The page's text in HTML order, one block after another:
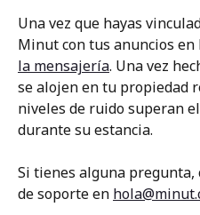
Una vez que hayas
Minut con tus anuncios
la mensajería. Una vez
se alojen en tu propiedad
niveles de ruido superan
durante su estancia.
Si tienes alguna
de soporte en